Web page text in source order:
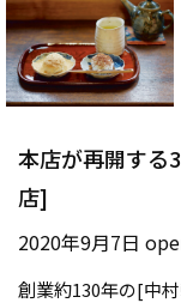
本店が再開する
店]
2020年9月7日
創業約130年の[中